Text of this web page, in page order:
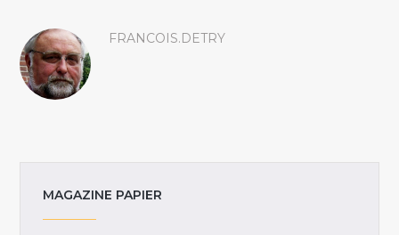
FRANCOIS.DETRY
MAGAZINE PAPIER